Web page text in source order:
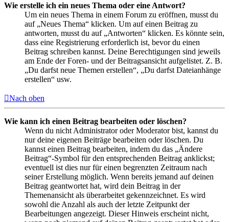
Wie erstelle ich ein neues Thema oder eine Antwort?
Um ein neues Thema in einem Forum zu eröffnen, musst du
auf „Neues Thema“ klicken. Um auf einen Beitrag zu
antworten, musst du auf „Antworten“ klicken. Es könnte sein,
dass eine Registrierung erforderlich ist, bevor du einen
Beitrag schreiben kannst. Deine Berechtigungen sind jeweils
am Ende der Foren- und der Beitragsansicht aufgelistet. Z. B.
„Du darfst neue Themen erstellen“, „Du darfst Dateianhänge
erstellen“ usw.
Nach oben
Wie kann ich einen Beitrag bearbeiten oder löschen?
Wenn du nicht Administrator oder Moderator bist, kannst du
nur deine eigenen Beiträge bearbeiten oder löschen. Du
kannst einen Beitrag bearbeiten, indem du das „Ändere
Beitrag“-Symbol für den entsprechenden Beitrag anklickst;
eventuell ist dies nur für einen begrenzten Zeitraum nach
seiner Erstellung möglich. Wenn bereits jemand auf deinen
Beitrag geantwortet hat, wird dein Beitrag in der
Themenansicht als überarbeitet gekennzeichnet. Es wird
sowohl die Anzahl als auch der letzte Zeitpunkt der
Bearbeitungen angezeigt. Dieser Hinweis erscheint nicht,